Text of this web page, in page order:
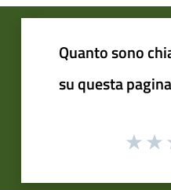
Quanto sono
su questa